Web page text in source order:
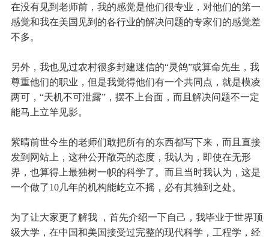
在没有见到老师前，我的感觉是他们很专业，对他们的第一
感觉和我在美国见到的各行业的解决问题的专家们的感觉差
不多。
另外，我也见过农村很多封建迷信的“灵鸽”或算命先生，我
尊重他们的职业，但是我觉得他们有一个共同点，就是模凌
两可，“天机不可泄露”，摆不上台面，而且解决问题不一定
能马上立竿见影。
紫晴前世今生的老师们敢把所有的东西都写下来，而且直接
发到网站上，这种公开敞亮的态度，我认为，即使在无形
界，也算得上最独树一帜的科学了。而且当时我认为，这是
一个做了10几年的机构能屹立不摇，必有其独到之处。
为了让大家更了解我 ，首先介绍一下自己，我毕业于世界顶
级大学，在中国和美国接受过完整的现代科学，工程学，经